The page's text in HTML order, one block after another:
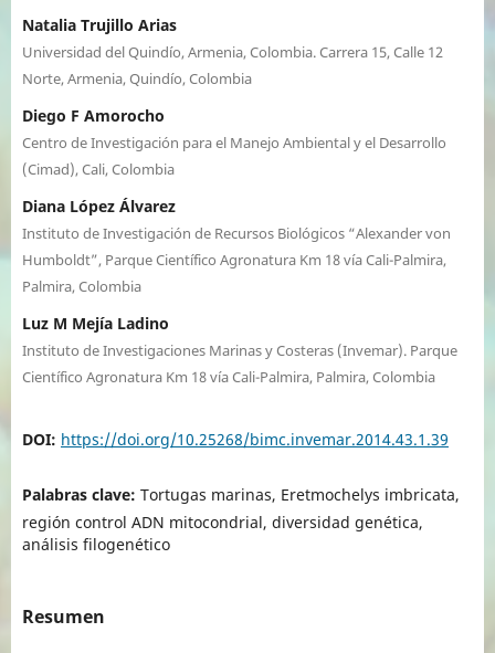
Natalia Trujillo Arias
Universidad del Quindío, Armenia, Colombia. Carrera 15, Calle 12
Norte, Armenia, Quindío, Colombia
Diego F Amorocho
Centro de Investigación para el Manejo Ambiental y el Desarrollo
(Cimad), Cali, Colombia
Diana López Álvarez
Instituto de Investigación de Recursos Biológicos “Alexander von
Humboldt”, Parque Científico Agronatura Km 18 vía Cali-Palmira,
Palmira, Colombia
Luz M Mejía Ladino
Instituto de Investigaciones Marinas y Costeras (Invemar). Parque
Científico Agronatura Km 18 vía Cali-Palmira, Palmira, Colombia
DOI: https://doi.org/10.25268/bimc.invemar.2014.43.1.39
Palabras clave: Tortugas marinas, Eretmochelys imbricata,
región control ADN mitocondrial, diversidad genética,
análisis filogenético
Resumen